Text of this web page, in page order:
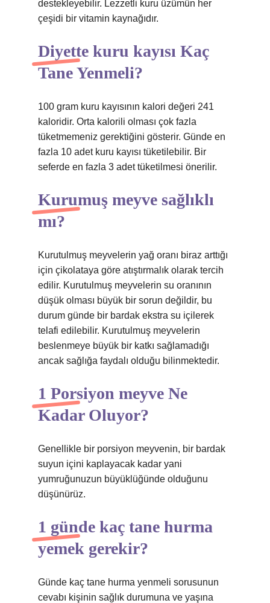
destekleyebilir. Lezzetli kuru üzümün her
çeşidi bir vitamin kaynağıdır.
Diyette kuru kayısı Kaç
Tane Yenmeli?
100 gram kuru kayısının kalori değeri 241
kaloridir. Orta kalorili olması çok fazla
tüketmemeniz gerektiğini gösterir. Günde en
fazla 10 adet kuru kayısı tüketilebilir. Bir
seferde en fazla 3 adet tüketilmesi önerilir.
Kurumuş meyve sağlıklı
mı?
Kurutulmuş meyvelerin yağ oranı biraz arttığı
için çikolataya göre atıştırmalık olarak tercih
edilir. Kurutulmuş meyvelerin su oranının
düşük olması büyük bir sorun değildir, bu
durum günde bir bardak ekstra su içilerek
telafi edilebilir. Kurutulmuş meyvelerin
beslenmeye büyük bir katkı sağlamadığı
ancak sağlığa faydalı olduğu bilinmektedir.
1 Porsiyon meyve Ne
Kadar Oluyor?
Genellikle bir porsiyon meyvenin, bir bardak
suyun içini kaplayacak kadar yani
yumruğunuzun büyüklüğünde olduğunu
düşünürüz.
1 günde kaç tane hurma
yemek gerekir?
Günde kaç tane hurma yenmeli sorusunun
cevabı kişinin sağlık durumuna ve yaşına